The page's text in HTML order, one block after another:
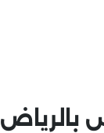
بالرياض